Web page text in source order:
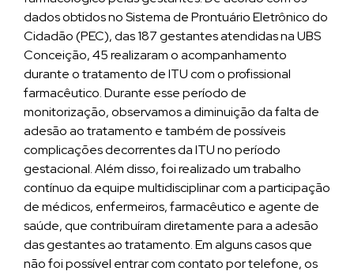
dados obtidos no Sistema de Prontuário Eletrônico do
Cidadão (PEC), das 187 gestantes atendidas na UBS
Conceição, 45 realizaram o acompanhamento
durante o tratamento de ITU com o profissional
farmacêutico. Durante esse período de
monitorização, observamos a diminuição da falta de
adesão ao tratamento e também de possíveis
complicações decorrentes da ITU no período
gestacional. Além disso, foi realizado um trabalho
contínuo da equipe multidisciplinar com a participação
de médicos, enfermeiros, farmacêutico e agente de
saúde, que contribuíram diretamente para a adesão
das gestantes ao tratamento. Em alguns casos que
não foi possível entrar com contato por telefone, os